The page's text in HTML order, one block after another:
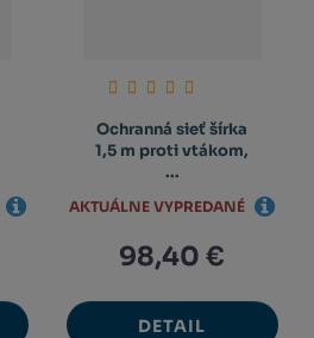
Ochranná sieť šírka
1,5 m proti vtákom,
...
98,40 €
DETAIL
AKTUÁLNE VYPREDANÉ